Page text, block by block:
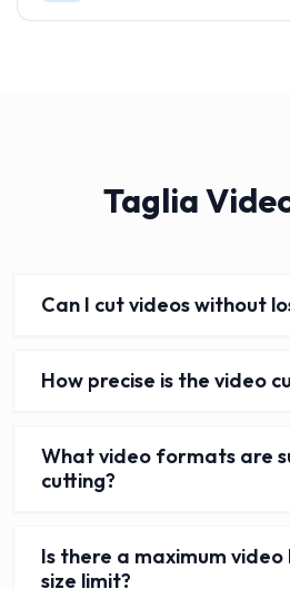
Taglia
Can I cut videos without
How precise is the video
What video formats are
cutting?
Is there a maximum
size limit?